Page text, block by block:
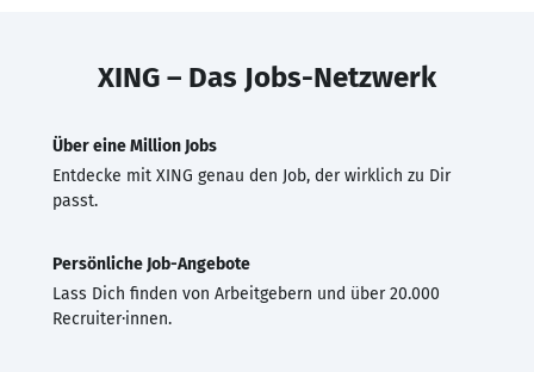
XING – Das Jobs-Netzwerk
Über eine Million Jobs
Entdecke mit XING genau den Job, der wirklich zu Dir
passt.
Persönliche Job-Angebote
Lass Dich finden von Arbeitgebern und über 20.000
Recruiter·innen.